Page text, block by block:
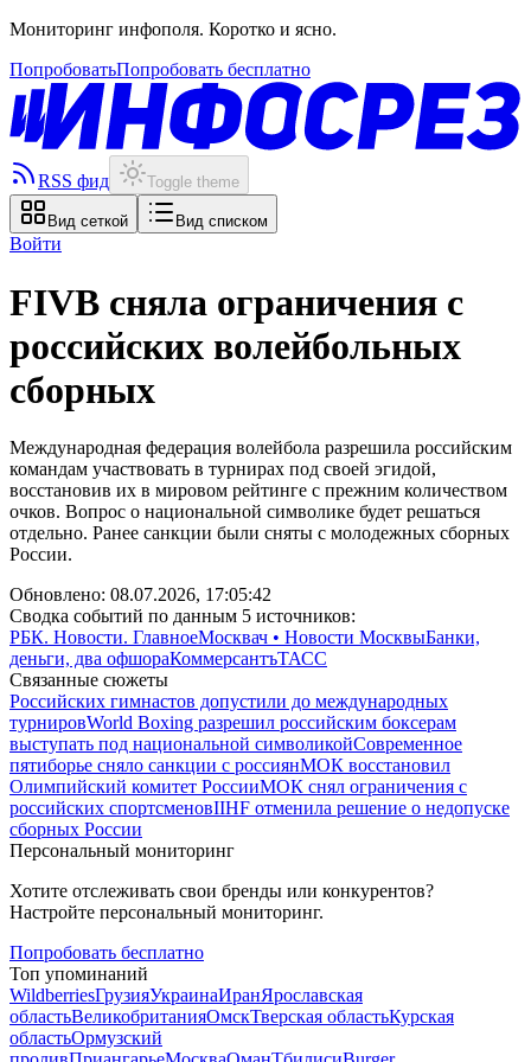
Мониторинг инфополя. Коротко и ясно.
ПопробоватьПопробовать бесплатно
RSS фид Toggle theme
Вид сеткой Вид списком
Войти
FIVB сняла ограничения с
российских волейбольных
сборных
Международная федерация волейбола разрешила российским
командам участвовать в турнирах под своей эгидой,
восстановив их в мировом рейтинге с прежним количеством
очков. Вопрос о национальной символике будет решаться
отдельно. Ранее санкции были сняты с молодежных сборных
России.
Обновлено: 08.07.2026, 17:05:42
Сводка событий по данным 5 источников:
РБК. Новости. ГлавноеМосквач • Новости МосквыБанки,
деньги, два офшораКоммерсантъТАСС
Связанные сюжеты
Российских гимнастов допустили до международных
турнировWorld Boxing разрешил российским боксерам
выступать под национальной символикойСовременное
пятиборье сняло санкции с россиянМОК восстановил
Олимпийский комитет РоссииМОК снял ограничения с
российских спортсменовIIHF отменила решение о недопуске
сборных России
Персональный мониторинг
Хотите отслеживать свои бренды или конкурентов?
Настройте персональный мониторинг.
Попробовать бесплатно
Топ упоминаний
WildberriesГрузияУкраинаИранЯрославская
областьВеликобританияОмскТверская областьКурская
областьОрмузский